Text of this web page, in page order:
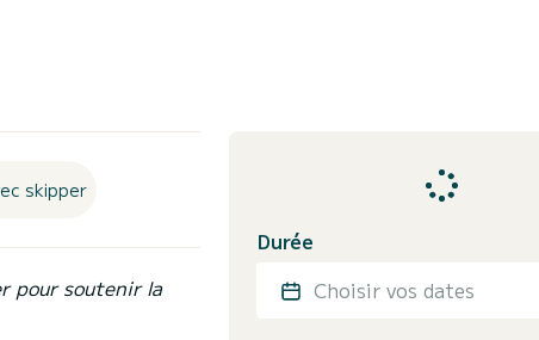
skipper
pour soutenir la
Durée
Choisir vos dates